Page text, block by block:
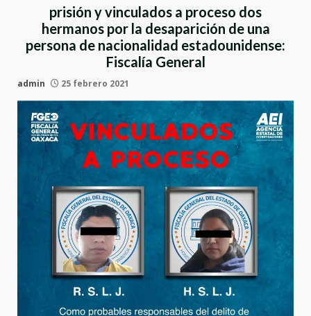
prisión y vinculados a proceso dos
hermanos por la desaparición de una
persona de nacionalidad estadounidense:
Fiscalía General
admin 25 febrero 2021